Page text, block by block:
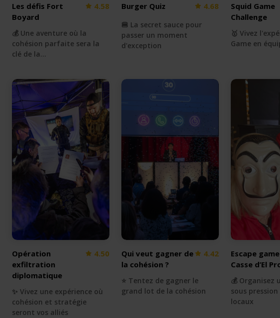
Les défis Fort
Boyard
4.58
💰 Une aventure où la
cohésion parfaite sera la
clé de la…
Burger Quiz 4.68
🍔 La secret sauce pour
passer un moment
d'exception
Squid Game
Challenge
🥇 Vivez
Game en
Opération
exfiltration
diplomatique
4.50
✨ Vivez une expérience où
cohésion et stratégie
seront vos alliés
Qui veut gagner de
la cohésion ?
4.42
⭐️ Tentez de gagner le
grand lot de la cohésion
Escape
Casse d’El
💰 Organisez
sous
locaux